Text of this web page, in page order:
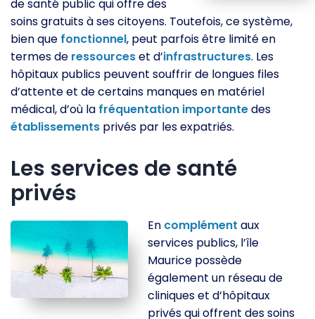
de santé public qui offre des
soins gratuits à ses citoyens. Toutefois, ce système,
bien que fonctionnel, peut parfois être limité en
termes de ressourceset d’infrastructures. Les
hôpitaux publics peuvent souffrir de longues files
d’attente et de certains manques en matériel
médical, d’où la fréquentation importantedes
établissements privés par les expatriés.
Les services de santé
privés
En complément aux
services publics, l’île
Maurice possède
également un réseau de
cliniques et d’hôpitaux
privés qui offrent des soins